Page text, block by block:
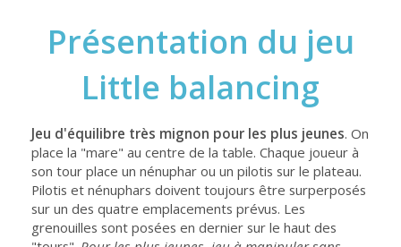
Présentation du jeu
Little balancing
Jeu d'équilibre très mignon pour les plus jeunes. On
place la "mare" au centre de la table. Chaque joueur à
son tour place un nénuphar ou un pilotis sur le plateau.
Pilotis et nénuphars doivent toujours être surperposés
sur un des quatre emplacements prévus. Les
grenouilles sont posées en dernier sur le haut des